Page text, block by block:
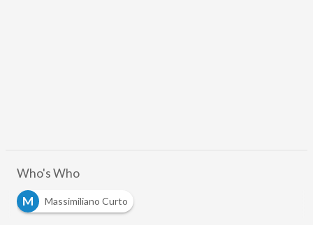
Who's Who
M
Massimiliano Curto